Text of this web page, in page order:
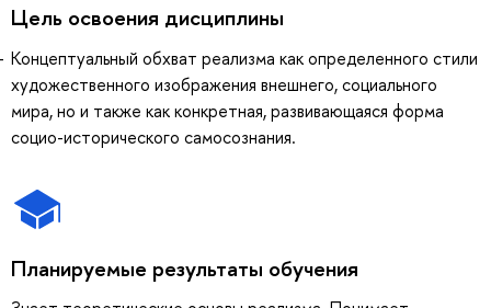
Цель освоения дисциплины
Концептуальный обхват реализма как определенного стили
художественного изображения внешнего, социального
мира, но и также как конкретная, развивающаяся форма
социо-исторического самосознания.
Планируемые результаты обучения